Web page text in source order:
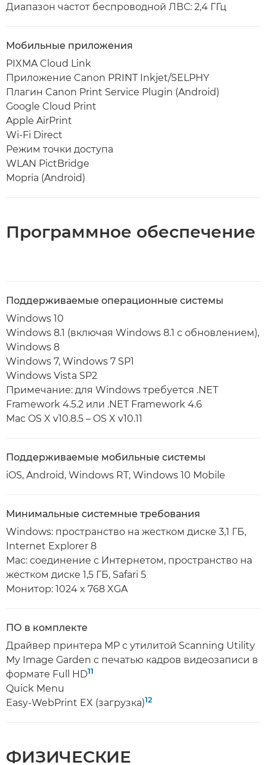
Диапазон частот беспроводной ЛВС: 2,4 ГГц
Мобильные приложения
PIXMA Cloud Link
Приложение Canon PRINT Inkjet/SELPHY
Плагин Canon Print Service Plugin (Android)
Google Cloud Print
Apple AirPrint
Wi-Fi Direct
Режим точки доступа
WLAN PictBridge
Mopria (Android)
Программное обеспечение
Поддерживаемые операционные системы
Windows 10
Windows 8.1 (включая Windows 8.1 с обновлением),
Windows 8
Windows 7, Windows 7 SP1
Windows Vista SP2
Примечание: для Windows требуется .NET
Framework 4.5.2 или .NET Framework 4.6
Mac OS X v10.8.5 – OS X v10.11
Поддерживаемые мобильные системы
iOS, Android, Windows RT, Windows 10 Mobile
Минимальные системные требования
Windows: пространство на жестком диске 3,1 ГБ,
Internet Explorer 8
Mac: соединение с Интернетом, пространство на
жестком диске 1,5 ГБ, Safari 5
Монитор: 1024 x 768 XGA
ПО в комплекте
Драйвер принтера MP с утилитой Scanning Utility
My Image Garden с печатью кадров видеозаписи в
формате Full HD11
Quick Menu
Easy-WebPrint EX (загрузка)12
ФИЗИЧЕСКИЕ